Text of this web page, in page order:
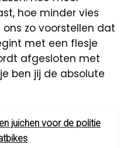
hoe minder vies
ons zo voorstellen dat
met een flesje
afgesloten met
ben jij de absolute
juichen voor de politie